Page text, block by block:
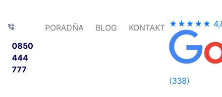
0850
444
777
PORADŇA BLOG KONTAKT ★★★★★
(338)